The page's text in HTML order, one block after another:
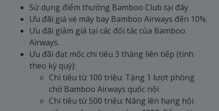
Sử dụng điểm thưởng Bamboo Club tại đây
Ưu đãi giá vé máy bay Bamboo Airways đến 10%.
Ưu đãi giảm giá tại các đối tác của Bamboo
Airways.
Ưu đãi đạt mốc chi tiêu 3 tháng liên tiếp (tính
theo kỳ quý):
Chi tiêu từ 100 triệu: Tặng 1 lượt phòng
chờ Bamboo Airways quốc nội
Chi tiêu từ 500 triệu: Nâng lên hạng hội